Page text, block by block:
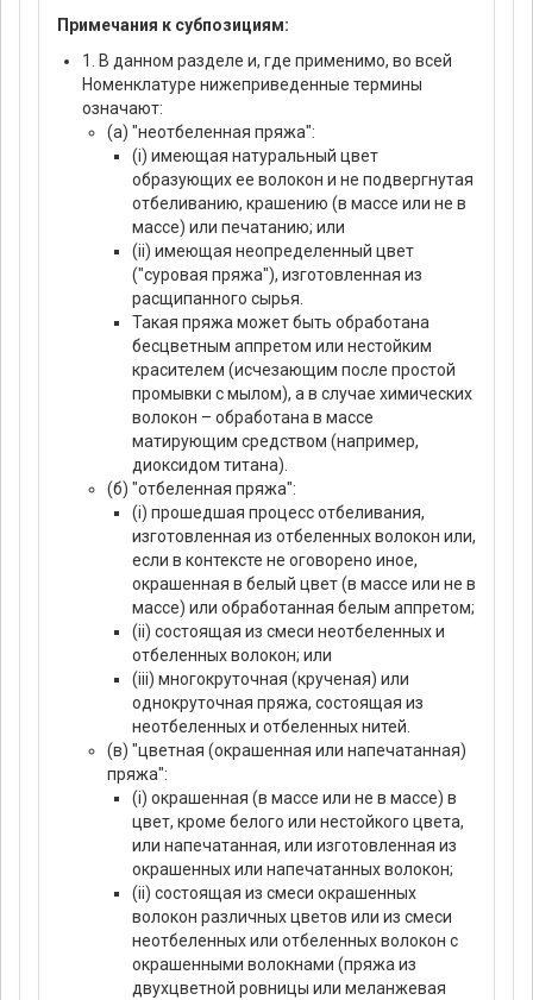
Примечания к субпозициям:
1. В данном разделе и, где применимо, во всей
Номенклатуре нижеприведенные термины
означают:
(а) "неотбеленная пряжа":
(i) имеющая натуральный цвет
образующих ее волокон и не подвергнутая
отбеливанию, крашению (в массе или не в
массе) или печатанию; или
(ii) имеющая неопределенный цвет
("суровая пряжа"), изготовленная из
расщипанного сырья.
Такая пряжа может быть обработана
бесцветным аппретом или нестойким
красителем (исчезающим после простой
промывки с мылом), а в случае химических
волокон – обработана в массе
матирующим средством (например,
диоксидом титана).
(б) "отбеленная пряжа":
(i) прошедшая процесс отбеливания,
изготовленная из отбеленных волокон или,
если в контексте не оговорено иное,
окрашенная в белый цвет (в массе или не в
массе) или обработанная белым аппретом;
(ii) состоящая из смеси неотбеленных и
отбеленных волокон; или
(iii) многокруточная (крученая) или
однокруточная пряжа, состоящая из
неотбеленных и отбеленных нитей.
(в) "цветная (окрашенная или напечатанная)
пряжа":
(i) окрашенная (в массе или не в массе) в
цвет, кроме белого или нестойкого цвета,
или напечатанная, или изготовленная из
окрашенных или напечатанных волокон;
(ii) состоящая из смеси окрашенных
волокон различных цветов или из смеси
неотбеленных или отбеленных волокон с
окрашенными волокнами (пряжа из
двухцветной ровницы или меланжевая